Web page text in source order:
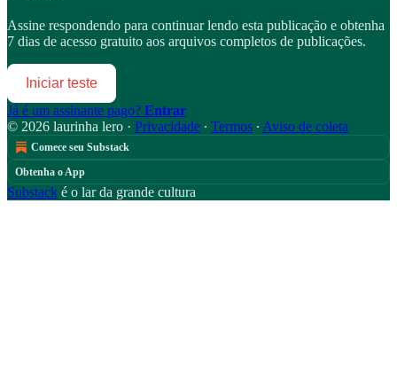
Assine respondendo para continuar lendo esta publicação e obtenha
7 dias de acesso gratuito aos arquivos completos de publicações.
Iniciar teste
Já é um assinante pago? Entrar
© 2026 laurinha lero · Privacidade ∙ Termos ∙ Aviso de coleta
Comece seu Substack
Obtenha o App
Substack é o lar da grande cultura